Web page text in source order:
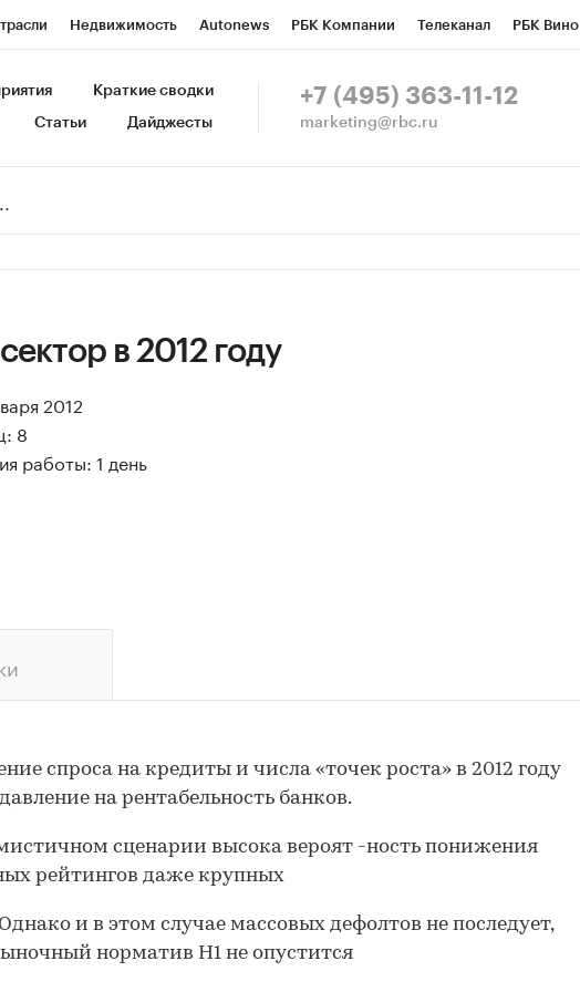
Недвижимость Autonews РБК Компании Телеканал РБК Вино
Спецпроекты СПб Конференции СПб Спецпроекты
Краткие сводки
Статьи Дайджесты
+7 (495) 363-11-12
marketing@rbc.ru
в 2012 году
2012
8
работы: 1 день
спроса на кредиты и числа «точек роста» в 2012 году
на рентабельность банков.
сценарии высока вероят -ность понижения
рейтингов даже крупных
и в этом случае массовых дефолтов не последует,
норматив Н1 не опустится